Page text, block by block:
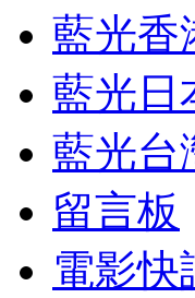
藍光香
藍光日
藍光台
留言板
電影快